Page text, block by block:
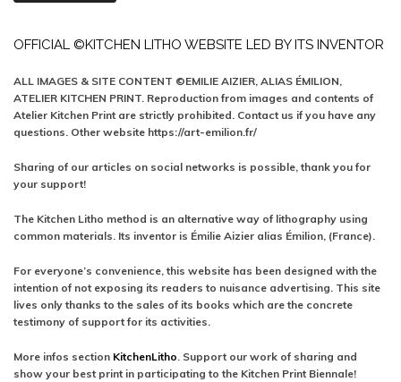
OFFICIAL ©KITCHEN LITHO WEBSITE LED BY ITS INVENTOR
ALL IMAGES & SITE CONTENT ©EMILIE AIZIER, ALIAS ÉMILION,
ATELIER KITCHEN PRINT. Reproduction from images and contents of
Atelier Kitchen Print are strictly prohibited. Contact us if you have any
questions. Other website https://art-emilion.fr/
Sharing of our articles on social networks is possible, thank you for
your support!
The Kitchen Litho method is an alternative way of lithography using
common materials. Its inventor is Émilie Aizier alias Émilion, (France).
For everyone’s convenience, this website has been designed with the
intention of not exposing its readers to nuisance advertising. This site
lives only thanks to the sales of its books which are the concrete
testimony of support for its activities.
More infos section KitchenLitho. Support our work of sharing and
show your best print in participating to the Kitchen Print Biennale!